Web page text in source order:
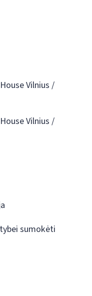
Vilnius /
Vilnius /
sumokėti